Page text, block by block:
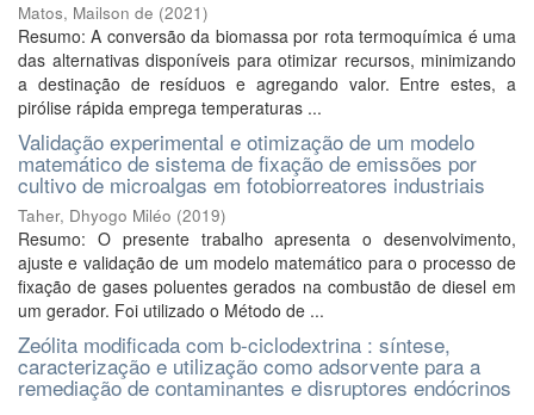
Matos, Mailson de (2021)
Resumo: A conversão da biomassa por rota termoquímica é uma
das alternativas disponíveis para otimizar recursos, minimizando
a destinação de resíduos e agregando valor. Entre estes, a
pirólise rápida emprega temperaturas ...
Validação experimental e otimização de um modelo
matemático de sistema de fixação de emissões por
cultivo de microalgas em fotobiorreatores industriais
Taher, Dhyogo Miléo (2019)
Resumo: O presente trabalho apresenta o desenvolvimento,
ajuste e validação de um modelo matemático para o processo de
fixação de gases poluentes gerados na combustão de diesel em
um gerador. Foi utilizado o Método de ...
Zeólita modificada com b-ciclodextrina : síntese,
caracterização e utilização como adsorvente para a
remediação de contaminantes e disruptores endócrinos